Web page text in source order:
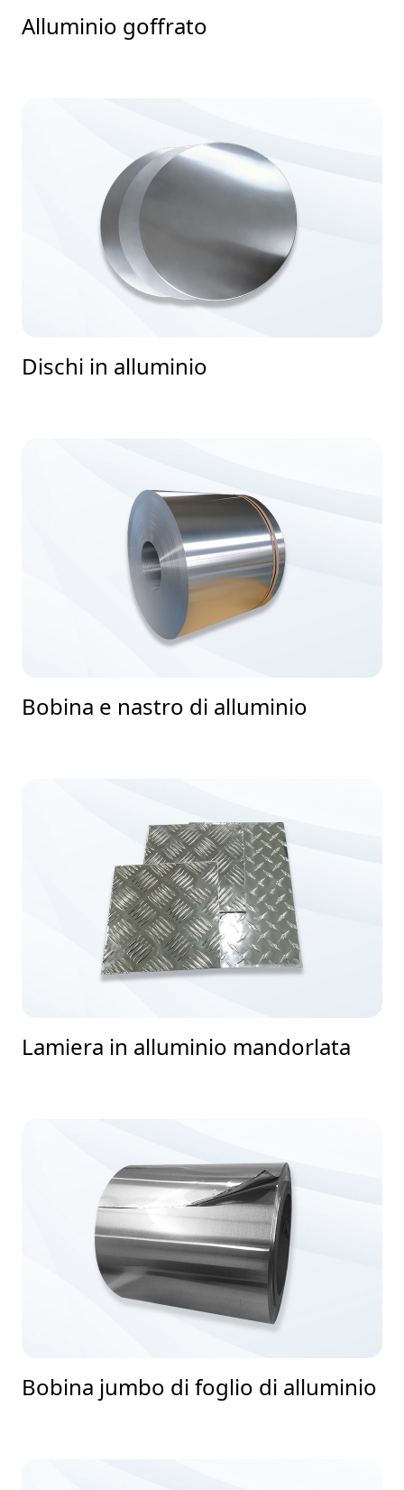
Alluminio goffrato
Dischi in alluminio
Bobina e nastro di alluminio
Lamiera in alluminio mandorlata
Bobina jumbo di foglio di alluminio